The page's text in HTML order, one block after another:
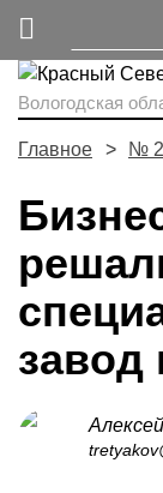
Вологодская
Главное №
завод